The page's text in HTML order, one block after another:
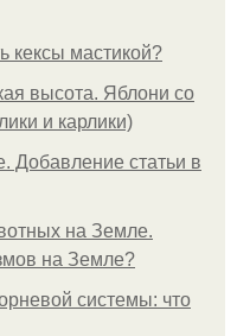
кексы мастикой?
высота. Яблони со
и карлики)
Добавление статьи в
на Земле.
на Земле?
системы: что